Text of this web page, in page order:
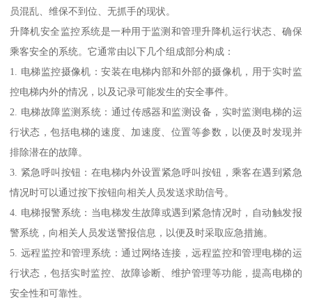
员混乱、维保不到位、无抓手的现状。
升降机安全监控系统是一种用于监测和管理升降机运行状态、确保
乘客安全的系统。它通常由以下几个组成部分构成：
1. 电梯监控摄像机：安装在电梯内部和外部的摄像机，用于实时监
控电梯内外的情况，以及记录可能发生的安全事件。
2. 电梯故障监测系统：通过传感器和监测设备，实时监测电梯的运
行状态，包括电梯的速度、加速度、位置等参数，以便及时发现并
排除潜在的故障。
3. 紧急呼叫按钮：在电梯内外设置紧急呼叫按钮，乘客在遇到紧急
情况时可以通过按下按钮向相关人员发送求助信号。
4. 电梯报警系统：当电梯发生故障或遇到紧急情况时，自动触发报
警系统，向相关人员发送警报信息，以便及时采取应急措施。
5. 远程监控和管理系统：通过网络连接，远程监控和管理电梯的运
行状态，包括实时监控、故障诊断、维护管理等功能，提高电梯的
安全性和可靠性。